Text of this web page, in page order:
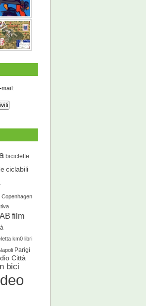
mail:
biciclette
ciclabili
Copenhagen
film
km0 libri
Parigi
Città
bici